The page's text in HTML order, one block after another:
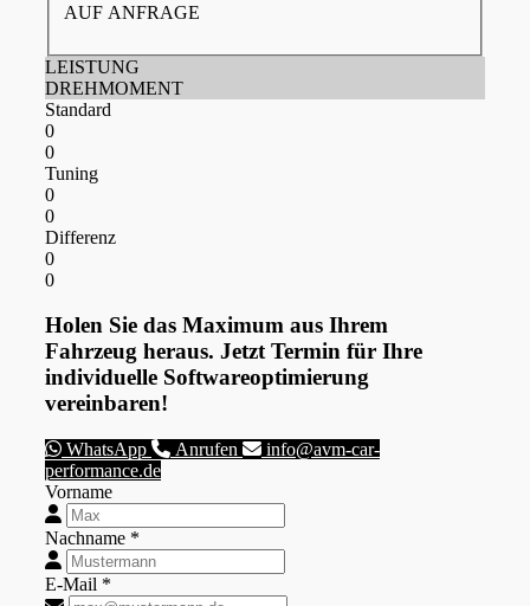
AUF ANFRAGE
LEISTUNG
DREHMOMENT
Standard
0
0
Tuning
0
0
Differenz
0
0
Holen Sie das Maximum aus Ihrem
Fahrzeug heraus. Jetzt Termin für Ihre
individuelle Softwareoptimierung
vereinbaren!
WhatsApp Anrufen
info@avm-car-
performance.de
Vorname
Nachname *
E-Mail *